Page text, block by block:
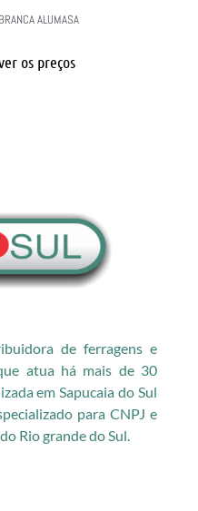
ALUMASA
os preços
de ferragens e
atua há mais de 30
em Sapucaia do Sul
para CNPJ e
Rio grande do Sul.